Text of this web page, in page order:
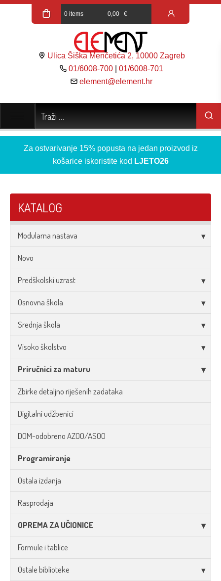
0 items 0,00 €
Ulica Šiška Menčetića 2, 10000 Zagreb
01/6008-700 |01/6008-701
element@element.hr
Za ostvarivanje 15% popusta na jedan proizvod iz
košarice iskoristite kod LJETO26
KATALOG
Modularna nastava
Novo
Predškolski uzrast
Osnovna škola
Srednja škola
Visoko školstvo
Priručnici za maturu
Zbirke detaljno riješenih zadataka
Digitalni udžbenici
DOM-odobreno AZOO/ASOO
Programiranje
Ostala izdanja
Rasprodaja
OPREMA ZA UČIONICE
Formule i tablice
Ostale biblioteke